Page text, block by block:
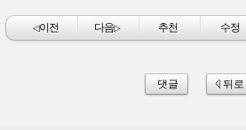
◁이전 다음▷ 추천 수정
댓글 뒤로